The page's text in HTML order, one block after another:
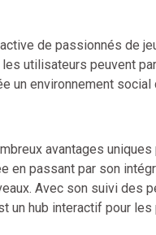
de passionnés de
utilisateurs peuvent
un environnement social
avantages
en passant par son
Avec son suivi des
un hub interactif pour